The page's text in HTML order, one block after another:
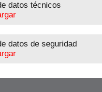
datos técnicos
datos de seguridad